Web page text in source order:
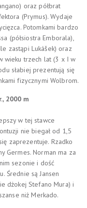
oraz półbrat
(Prymus). Wydaje
Potomkami bardzo
(półsiostra Emborala),
zastąpi Lukášek) oraz
wieku trzech lat (3 x I w
słabiej prezentują się
fizycznymi Wolbrom.
2000 m
w tej stawce
nie biegał od 1,5
zaprezentuje. Rzadko
Germes. Norman ma za
sezonie i dość
Średnie są Jansen
dżokej Stefano Mura) i
niż Merkado.